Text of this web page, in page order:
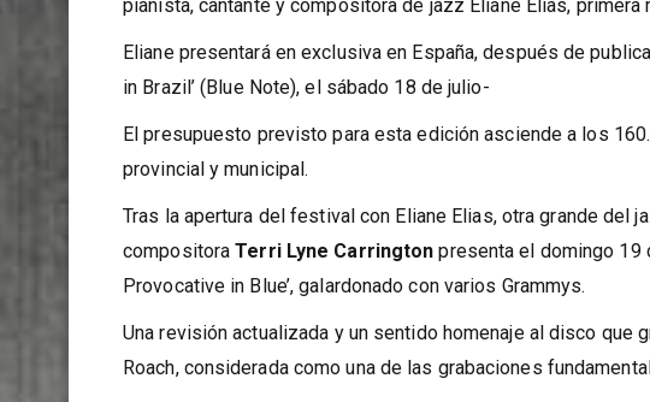
pianista, cantante y compositora de jazz Eliane Elias, primera
Eliane presentará en exclusiva en España, después de
in Brazil’ (Blue Note), el sábado 18 de julio-
El presupuesto previsto para esta edición asciende a los
provincial y municipal.
Tras la apertura del festival con Eliane Elias, otra grande del
compositoraTerri Lyne Carringtonpresenta el domingo 19
Provocative in Blue’, galardonado con varios Grammys.
Una revisión actualizada y un sentido homenaje al disco que